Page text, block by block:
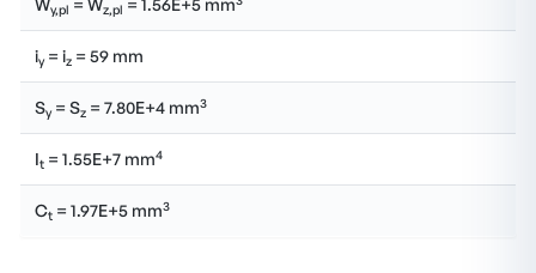
Wy,pl = Wz,pl = 1.56E+5 mm
iy= iz = 59 mm
Sy= Sz = 7.80E+4 mm3
It = 1.55E+7 mm4
Ct = 1.97E+5 mm3